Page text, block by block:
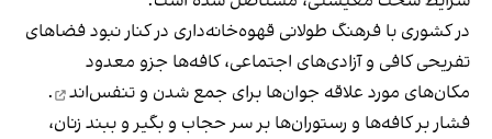
در کشوری با فرهنگ طولانی قهوه‌‌خانه‌داری در کنار نبود فضاهای
تفریحی کافی و آزادی‌های اجتماعی، کافه‌ها جزو معدود
مکان‌های مورد علاقه جوان‌ها برای جمع شدن و تنفس‌اند
.
فشار بر کافه‌ها و رستوران‌ها بر سر حجاب و بگیر و ببند زنان،